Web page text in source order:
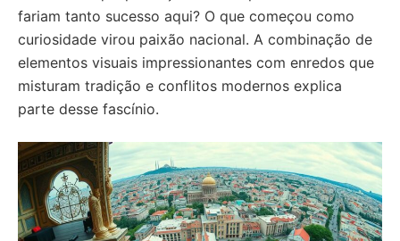
fariam tanto sucesso aqui? O que começou como
curiosidade virou paixão nacional. A combinação de
elementos visuais impressionantes com enredos que
misturam tradição e conflitos modernos explica
parte desse fascínio.